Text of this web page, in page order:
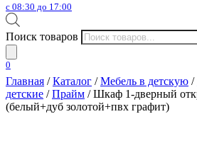
с 08:30 до 17:00
Поиск товаров
0
Главная /Каталог /Мебель в детскую /
детские /Прайм / Шкаф 1-дверный
(белый+дуб золотой+пвх графит)